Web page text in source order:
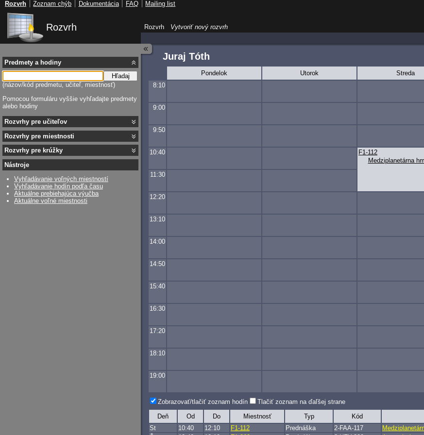
Rozvrh
Juraj Tóth
Pondelok Utorok Streda
8:10
9:00
9:50
10:40
Medziplanetárna
F1-112
11:30
12:20
13:10
14:00
14:50
15:40
16:30
17:20
18:10
19:00
Zobrazovať/tlačiť zoznam hodín Tlačiť zoznam na ďaľšej strane
Deň Od Do Miestnosť Typ Kód
St
10:40 12:10 F1-112 Prednáška 2-FAA-117
Predmety a hodiny
Hľadaj
(názov/kód predmetu, učiteľ, miestnosť)
Pomocou formuláru vyššie vyhľadajte predmety
alebo hodiny
Rozvrhy pre učiteľov
Rozvrhy pre miestnosti
Rozvrhy pre krúžky
Nástroje
Vyhľadávanie voľných miestností
Vyhľadávanie hodín podľa času
Aktuálne prebiehajúca výučba
Aktuálne voľné miestnosti
Rozvrh
Vytvoriť nový rozvrh
Rozvrh Zoznam chýb Dokumentácia FAQ Mailing list